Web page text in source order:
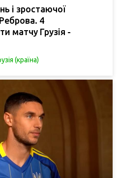
і зростаючої
4
матчу Грузія -
(країна)